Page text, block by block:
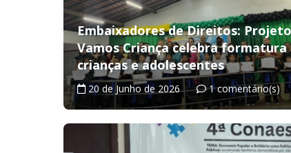
Embaixadores de Direitos: Projeto
Vamos Criança celebra formatura
crianças e adolescentes
20 de Junho de 2026 1 comentário(s)